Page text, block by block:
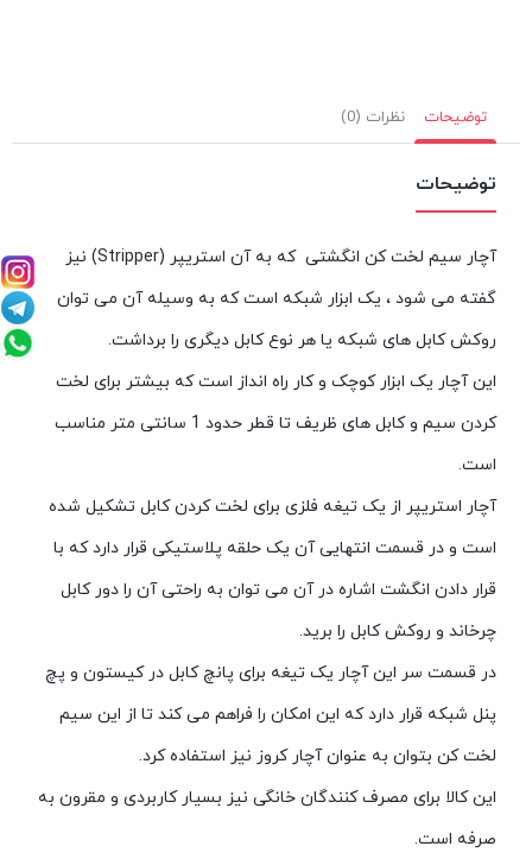
توضیحات نظرات (0)
توضیحات
آچار سیم لخت کن انگشتی که به آن استریپر (Stripper) نیز
گفته می شود ، یک ابزار شبکه است که به وسیله آن می توان
روکش کابل های شبکه یا هر نوع کابل دیگری را برداشت.
این آچار یک ابزار کوچک و کار راه انداز است که بیشتر برای لخت
کردن سیم و کابل های ظریف تا قطر حدود 1 سانتی متر مناسب
است.
آچار استریپر از یک تیغه فلزی برای لخت کردن کابل تشکیل شده
است و در قسمت انتهایی آن یک حلقه پلاستیکی قرار دارد که با
قرار دادن انگشت اشاره در آن می توان به راحتی آن را دور کابل
چرخاند و روکش کابل را برید.
در قسمت سر این آچار یک تیغه برای پانچ کابل در کیستون و پچ
پنل شبکه قرار دارد که این امکان را فراهم می کند تا از این سیم
لخت کن بتوان به عنوان آچار کروز نیز استفاده کرد.
این کالا برای مصرف کنندگان خانگی نیز بسیار کاربردی و مقرون به
صرفه است.